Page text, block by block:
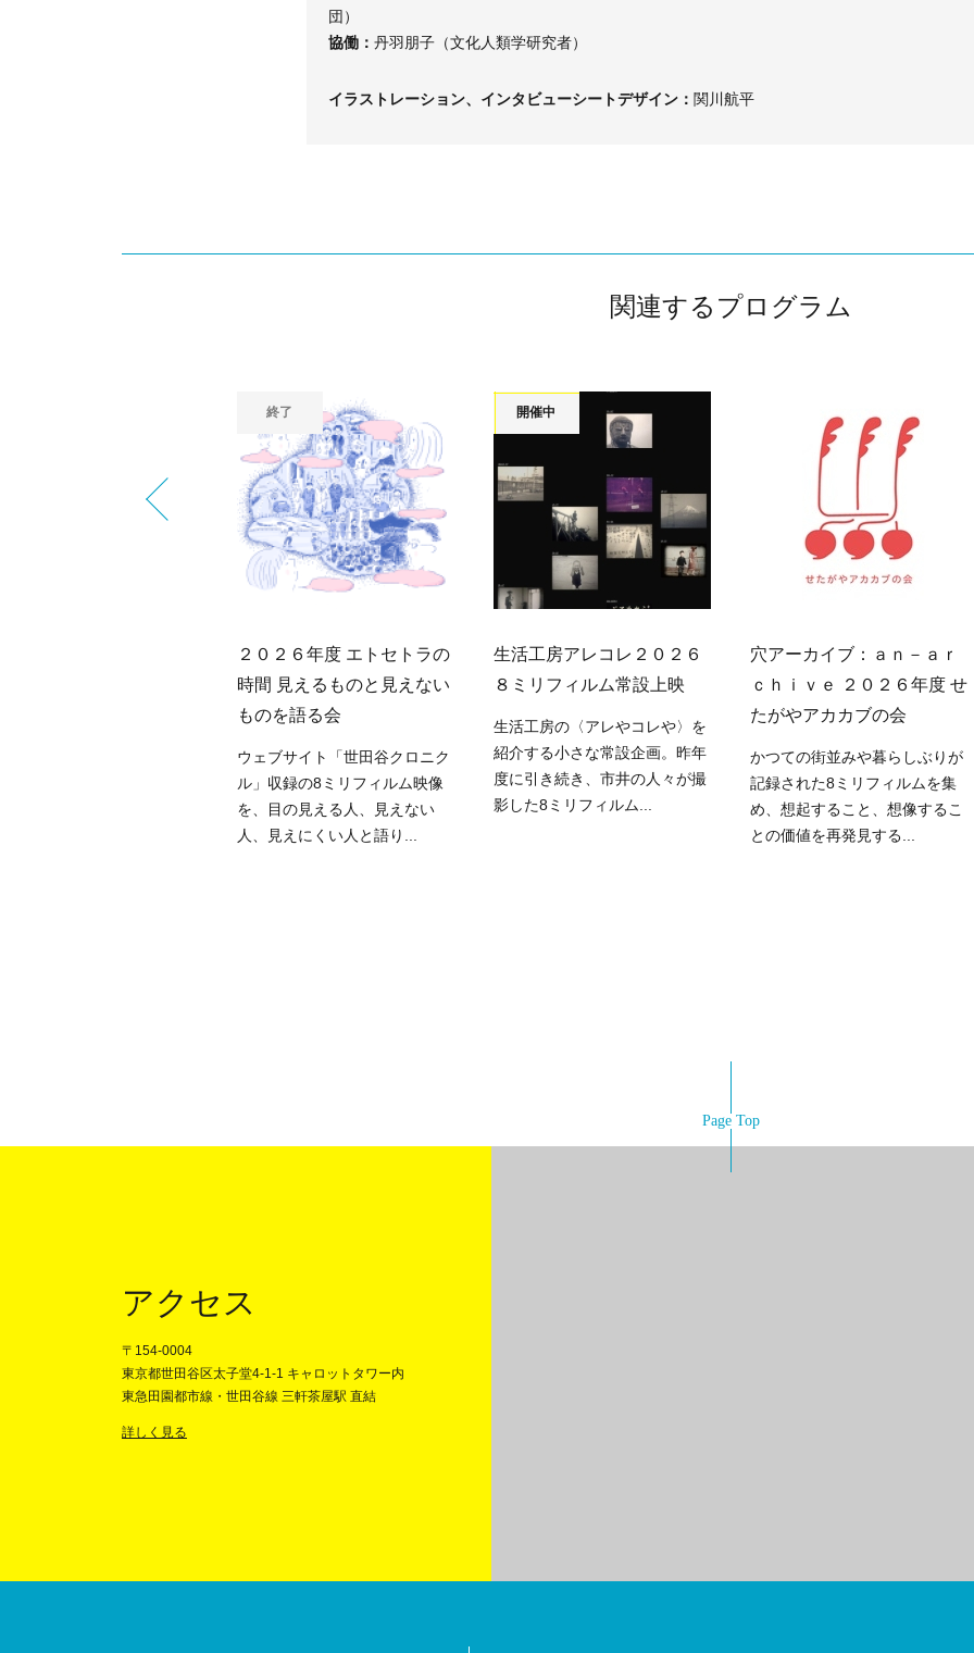
団）
協働： 丹羽朋子（文化人類学研究者）
イラストレーション、インタビューシートデザイン： 関川航平
関連するプログラム
終了
２０２６年度 エトセトラの
時間 見えるものと見えない
ものを語る会
ウェブサイト「世田谷クロニク
ル」収録の8ミリフィルム映像
を、目の見える人、見えない
人、見えにくい人と語り...
開催中
生活工房アレコレ２０２６
８ミリフィルム常設上映
生活工房の〈アレやコレや〉を
紹介する小さな常設企画。昨年
度に引き続き、市井の人々が撮
影した8ミリフィルム...
穴アーカイブ：ａｎ－ａｒ
ｃｈｉｖｅ ２０２６年度 せ
たがやアカカブの会
かつての街並みや暮らしぶりが
記録された8ミリフィルムを集
め、想起すること、想像するこ
との価値を再発見する...
Page Top
アクセス
〒154-0004
東京都世田谷区太子堂4-1-1 キャロットタワー内
東急田園都市線・世田谷線 三軒茶屋駅 直結
詳しく見る